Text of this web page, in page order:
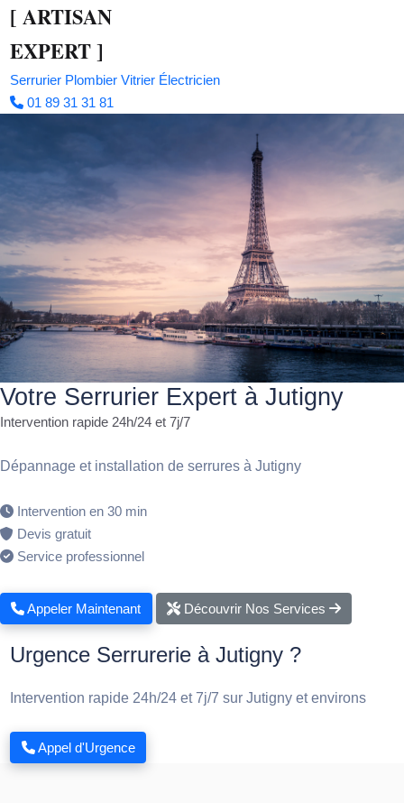
[ ARTISAN
EXPERT]
Serrurier Plombier Vitrier Électricien
01 89 31 31 81
Votre Serrurier Expert à Jutigny
Intervention rapide 24h/24 et 7j/7
Dépannage et installation de serrures à Jutigny
Intervention en 30 min
Devis gratuit
Service professionnel
Appeler Maintenant Découvrir Nos Services
Urgence Serrurerie à Jutigny ?
Intervention rapide 24h/24 et 7j/7 sur Jutigny et environs
Appel d'Urgence